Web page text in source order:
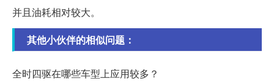
并且油耗相对较大。
其他小伙伴的相似问题：
全时四驱在哪些车型上应用较多？